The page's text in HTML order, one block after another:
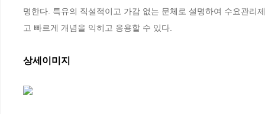
명한다. 특유의 직설적이고 가감 없는 문체로 설명하여 수요관리
고 빠르게 개념을 익히고 응용할 수 있다.
상세이미지